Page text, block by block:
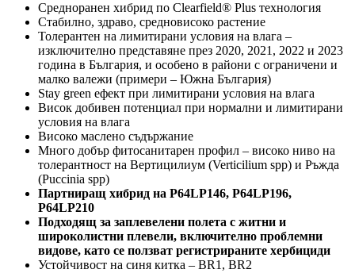
Средноранен хибрид по Clearfield® Plus технология
Стабилно, здраво, средновисоко растение
Толерантен на лимитирани условия на влага –
изключително представяне през 2020, 2021, 2022 и 2023
година в България, и особено в райони с ограничени и
малко валежи (примери – Южна България)
Stay green ефект при лимитирани условия на влага
Висок добивен потенциал при нормални и лимитирани
условия на влага
Високо маслено съдържание
Много добър фитосанитарен профил – високо ниво на
толерантност на Вертицилиум (Verticilium spp) и Ръжда
(Puccinia spp)
Партниращ хибрид на P64LР146, P64LР196,
P64LР210
Подходящ за заплевелени полета с житни и
широколистни плевели, включително проблемни
видове, като се ползват регистрираните хербициди
Устойчивост на синя китка – BR1, BR2